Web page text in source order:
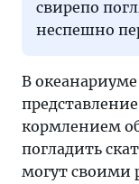
свирепо
неспешно
В
кормлением
погладить
могут своими